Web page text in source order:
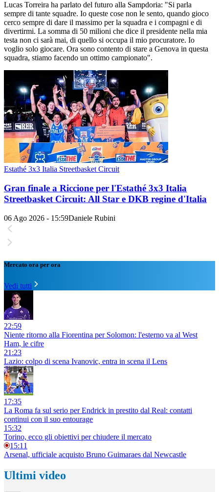
Lucas Torreira ha parlato del futuro alla Sampdoria: "Si parla
sempre di tante squadre. Io queste cose non le sento, quando gioco
cerco sempre di dare il massimo per la squadra e i compagni e di
divertirmi. La somma di 50 milioni che dice il presidente nella mia
testa non ci sarà mai, di quello si occupa il mio procuratore. Io
voglio solo giocare. Ora sono contento di stare a Genova in questa
squadra, stiamo facendo un ottimo campionato".
Estathé 3x3 Italia Streetbasket Circuit
Gran finale a Riccione per l'Estathé 3x3 Italia
Streetbasket Circuit: All Star e DKB regine d'Italia
06 Ago 2026 - 15:59Daniele Rubini
Mercato ora per ora
Vedi tutti
22:59
Niente ritorno alla Fiorentina per Solomon: l'esterno va al West
Ham, le cifre
21:23
Lazio: colpo di scena Ivanovic, entra in scena il Lens
17:35
La Roma fa sul serio per Endrick in prestito dal Real: contatti
continui con il suo entourage
15:32
Torino, ecco gli obiettivi per chiudere il mercato
15:11
Arsenal, ufficiale acquisto Bruno Guimaraes dal Newcastle
Ultimi video